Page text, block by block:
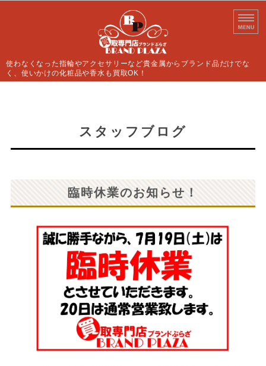
使わなくなった指輪やアクセサリーなど貴金属からブランド品だけでな
く、使いかけの化粧品や香水も買取OK！
よくあるご質問
スタッフブログ
臨時休業のお知らせ！